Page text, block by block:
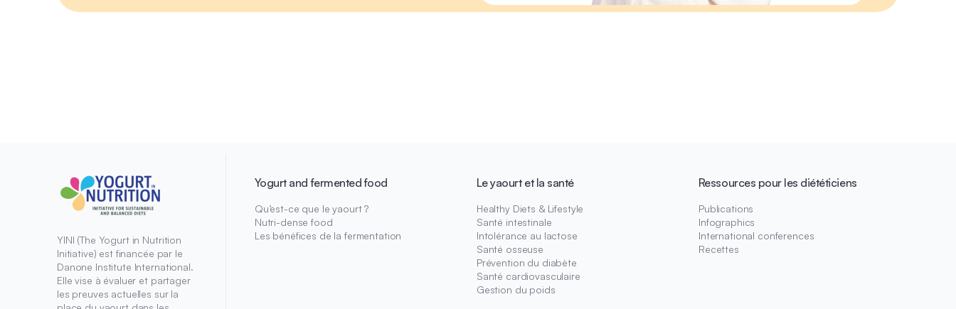
Yogurt and fermented food
Qu’est-ce que le yaourt ?
Nutri-dense food
Les bénéfices de la fermentation
Le yaourt et la santé
Healthy Diets & Lifestyle
Santé intestinale
Intolérance au lactose
Santé osseuse
Prévention du diabète
Santé cardiovasculaire
Gestion du poids
Ressources pour les diététiciens
Publications
Infographics
International conferences
Recettes
YINI (The Yogurt in Nutrition
Initiative) est financée par le
Danone Institute International.
Elle vise à évaluer et partager
les preuves actuelles sur la